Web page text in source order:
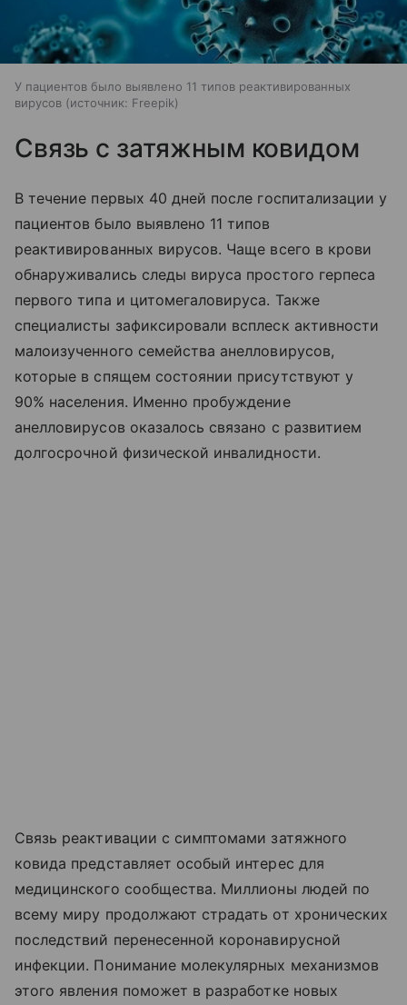
У пациентов было выявлено 11 типов реактивированных
вирусов
источник: Freepik
Связь с затяжным ковидом
В течение первых 40 дней после госпитализации у
пациентов было выявлено 11 типов
реактивированных вирусов. Чаще всего в крови
обнаруживались следы вируса простого герпеса
первого типа и цитомегаловируса. Также
специалисты зафиксировали всплеск активности
малоизученного семейства анелловирусов,
которые в спящем состоянии присутствуют у
90% населения. Именно пробуждение
анелловирусов оказалось связано с развитием
долгосрочной физической инвалидности.
Связь реактивации с симптомами затяжного
ковида представляет особый интерес для
медицинского сообщества. Миллионы людей по
всему миру продолжают страдать от хронических
последствий перенесенной коронавирусной
инфекции. Понимание молекулярных механизмов
этого явления поможет в разработке новых